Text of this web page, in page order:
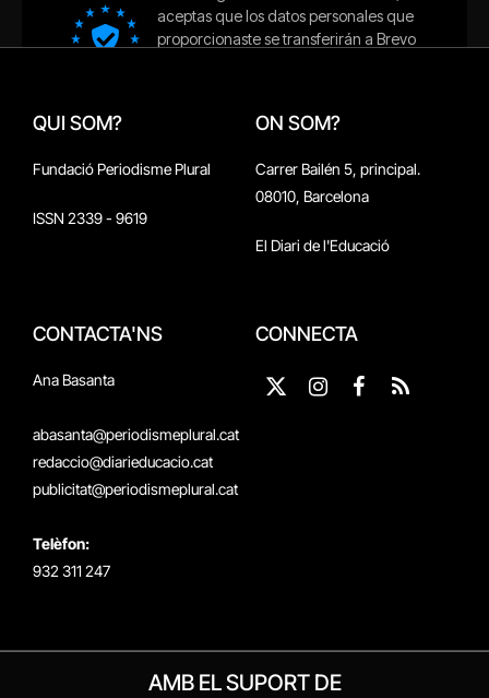
QUI SOM?
Fundació Periodisme Plural
ISSN 2339 - 9619
ON SOM?
Carrer Bailén 5, principal.
08010, Barcelona
El Diari de l'Educació
CONTACTA'NS
Ana Basanta
abasanta@periodismeplural.cat
redaccio@diarieducacio.cat
publicitat@periodismeplural.cat
Telèfon:
932 311 247
CONNECTA
X
Instagram
Facebook
RSS
AMB EL SUPORT DE